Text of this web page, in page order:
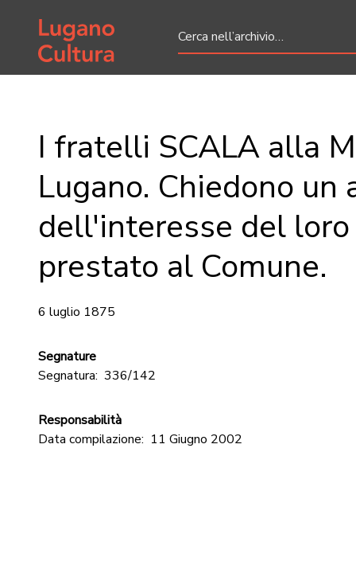
Home page
I fratelli SCALA alla
Lugano. Chiedono un
dell'interesse del
prestato al Comune.
6 luglio 1875
Segnature
Segnatura: 336/142
Responsabilità
Data compilazione: 11 Giugno 2002